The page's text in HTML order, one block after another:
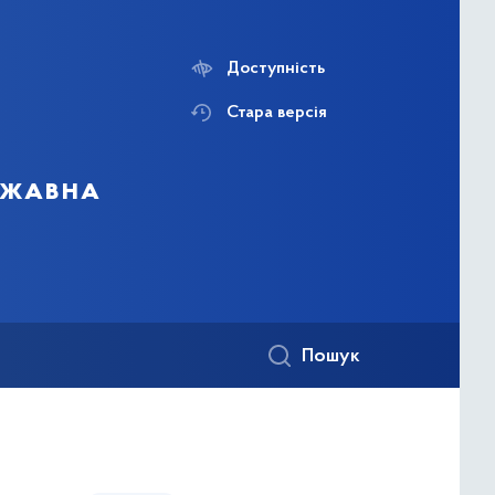
Доступність
Стара версія
Пошук